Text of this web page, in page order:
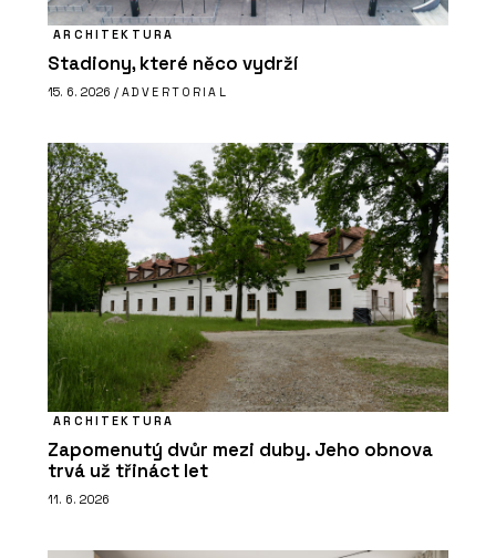
ARCHITEKTURA
Stadiony, které něco vydrží
15. 6. 2026 / ADVERTORIAL
ARCHITEKTURA
Zapomenutý dvůr mezi duby. Jeho obnova
trvá už třináct let
11. 6. 2026